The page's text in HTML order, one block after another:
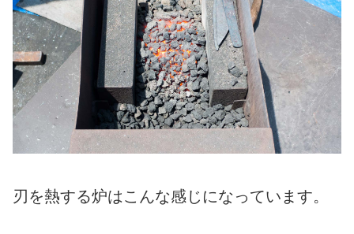
刃を熱する炉はこんな感じになっています。